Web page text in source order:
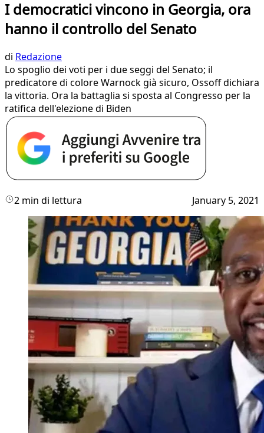
I democratici vincono in Georgia, ora
hanno il controllo del Senato
di Redazione
Lo spoglio dei voti per i due seggi del Senato; il
predicatore di colore Warnock già sicuro, Ossoff dichiara
la vittoria. Ora la battaglia si sposta al Congresso per la
ratifica dell'elezione di Biden
2 min di lettura January 5, 2021